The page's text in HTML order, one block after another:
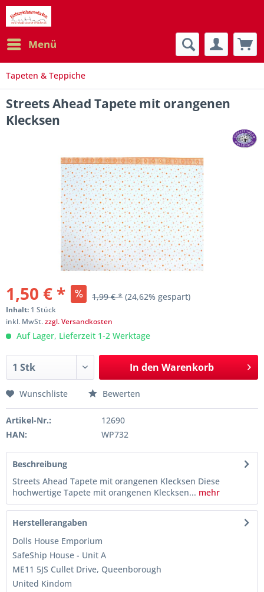
Menü
Tapeten & Teppiche
Streets Ahead Tapete mit orangenen
Klecksen
1,50 € * 1,99 € * (24,62% gespart)
Inhalt: 1 Stück
inkl. MwSt.zzgl. Versandkosten
Auf Lager, Lieferzeit 1-2 Werktage
In den Warenkorb
Wunschliste Bewerten
Artikel-Nr.:
12690
HAN:
WP732
Beschreibung
Streets Ahead Tapete mit orangenen Klecksen Diese
hochwertige Tapete mit orangenen Klecksen... mehr
Herstellerangaben
Dolls House Emporium
SafeShip House - Unit A
ME11 5JS Cullet Drive, Queenborough
United Kindom